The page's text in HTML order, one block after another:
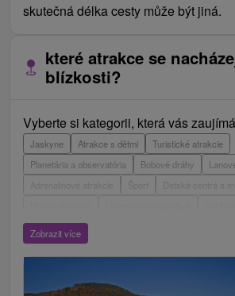
skutečná délka cesty může být jiná.
které atrakce se
blízkosti?
Vyberte si kategorii, která vás zaujímá
Jaskyne Atrakce s dětmi
Turistické atrakcie
Planetária a observatória
Bobové dráhy
Adrenalinové atrakcie
Detské centrá a
ZOO a zvieracie farmy
Hrady, zámky, zrúcaniny
Jazerá, plesá, vodné nádrže
Zobrazit více